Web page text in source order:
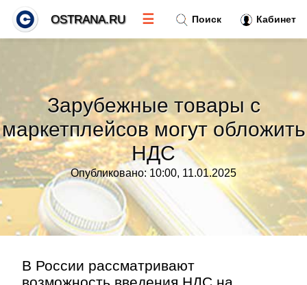
Зарубежные товары с
маркетплейсов могут обложить
НДС
Опубликовано: 10:00, 11.01.2025
В России рассматривают
Поиск Кабинет
OSTRANA.RU ☰
Тренды новостей»
Рубрики»
Правила
Контакт»